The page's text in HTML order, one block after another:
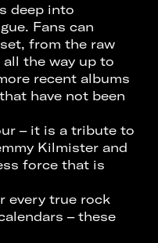
deep into
Fans can
from the raw
the way up to
recent albums
have not been
– it is a tribute to
Kilmister and
force that is
every true rock
– these